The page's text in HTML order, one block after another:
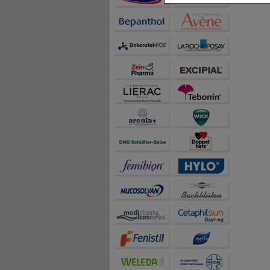
Statistik & Tracking:
sammeln, mit deren
auch die Werbung auf